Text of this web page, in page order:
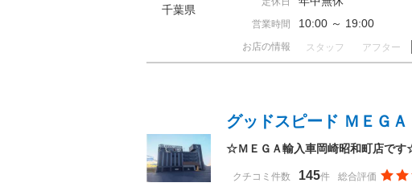
千葉県
営業時間 10:00 ～ 19:00
お店の情報 スタッフ アフター
グッドスピード ＭＥＧ
☆ＭＥＧＡ輸入車岡崎昭和町店で
クチコミ件数 145件 総合評価